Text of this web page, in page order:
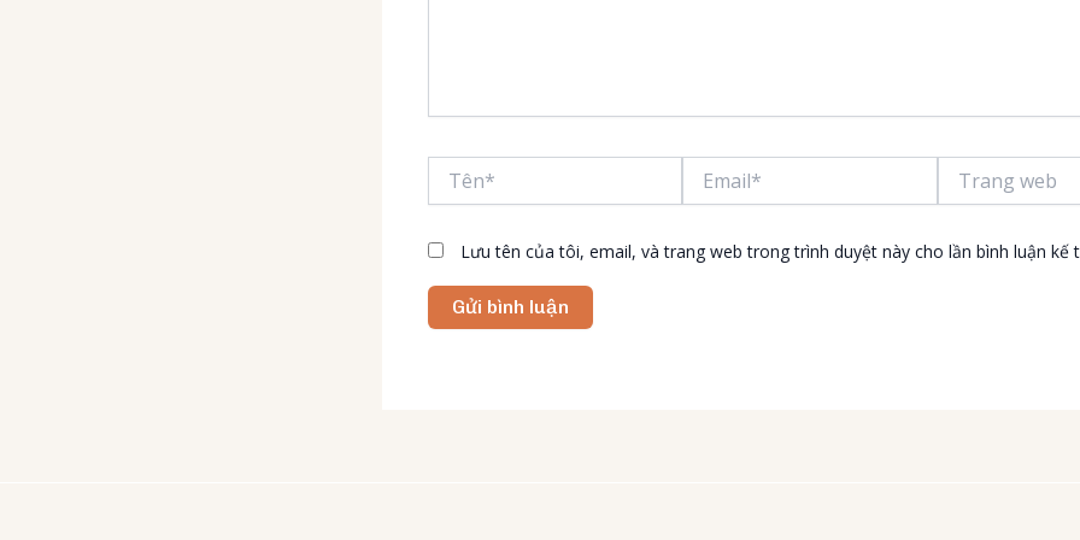
web
Lưu tên của tôi, email, và trang web trong trình duyệt này cho lần bình luận kế